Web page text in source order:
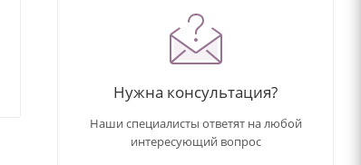
Нужна консультация?
Наши специалисты ответят на любой
интересующий вопрос